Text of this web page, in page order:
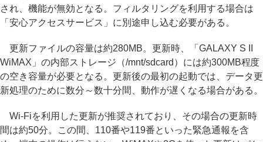
され、機能が無効となる。フィルタリングを利用する場合は
「安心アクセスサービス」に別途申し込む必要がある。
更新ファイルの容量は約280MB。更新時、「GALAXY S II
WiMAX」の内部ストレージ（/mnt/sdcard）には約300MB程度
の空き容量が必要となる。更新後の最初の起動では、データ更
新処理のために数分～数十分間、動作が遅くなる場合がある。
Wi-Fiを利用した更新が推奨されており、その場合の更新時
間は約50分。この間、110番や119番といった緊急通報を含